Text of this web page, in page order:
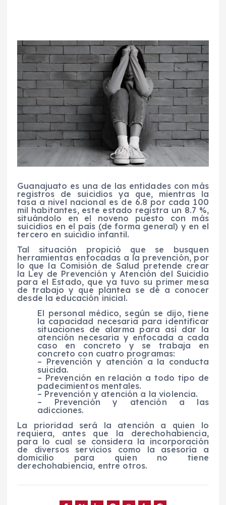
Guanajuato es una de las entidades con más
registros de suicidios ya que, mientras la
tasa a nivel nacional es de 6.8 por cada 100
mil habitantes, este estado registra un 8.7 %,
situándolo en el noveno puesto con más
suicidios en el país (de forma general) y en el
tercero en suicidio infantil.
Tal situación propició que se busquen
herramientas enfocadas a la prevención, por
lo que la Comisión de Salud pretende crear
la Ley de Prevención y Atención del Suicidio
para el Estado, que ya tuvo su primer mesa
de trabajo y que plantea se dé a conocer
desde la educación inicial.
El personal médico, según se dijo, tiene
la capacidad necesaria para identificar
situaciones de alarma para así dar la
atención necesaria y enfocada a cada
caso en concreto y se trabaja en
concreto con cuatro programas:
– Prevención y atención a la conducta
suicida.
– Prevención en relación a todo tipo de
padecimientos mentales.
– Prevención y atención a la violencia.
– Prevención y atención a las
adicciones.
La prioridad será la atención a quien lo
requiera, antes que la derechohabiencia,
para lo cual se considera la incorporación
de diversos servicios como la asesoría a
domicilio para quien no tiene
derechohabiencia, entre otros.